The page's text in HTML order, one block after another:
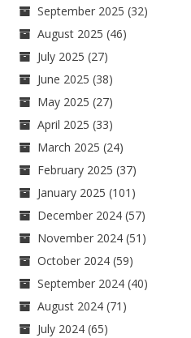
September 2025 (32)
August 2025 (46)
July 2025 (27)
June 2025 (38)
May 2025 (27)
April 2025 (33)
March 2025 (24)
February 2025 (37)
January 2025 (101)
December 2024 (57)
November 2024 (51)
October 2024 (59)
September 2024 (40)
August 2024 (71)
July 2024 (65)